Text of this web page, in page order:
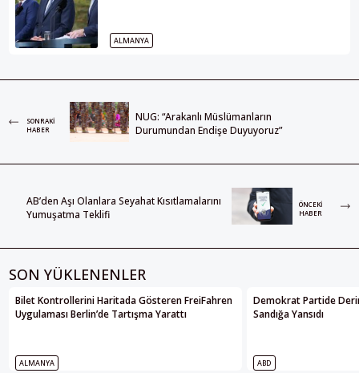
ALMANYA
SONRAKI
HABER
NUG: “Arakanlı Müslümanların
Durumundan Endişe Duyuyoruz”
AB’den Aşı Olanlara Seyahat Kısıtlamalarını
Yumuşatma Teklifi
ÖNCEKI
HABER
SON YÜKLENENLER
Bilet Kontrollerini Haritada Gösteren FreiFahren
Uygulaması Berlin’de Tartışma Yarattı
ALMANYA
Demokrat Partide
Sandığa Yansıdı
ABD